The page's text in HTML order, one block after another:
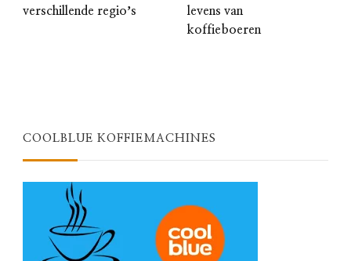
verschillende regioʼs
levens van
koffieboeren
COOLBLUE KOFFIEMACHINES